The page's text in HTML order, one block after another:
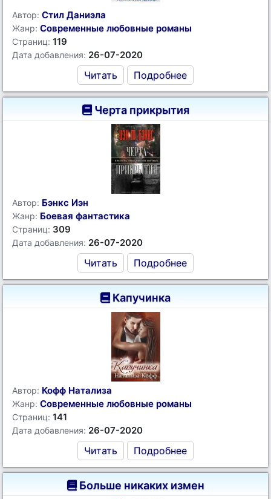
Автор: Стил Даниэла
Жанр: Современные любовные романы
Страниц: 119
Дата добавления: 26-07-2020
Читать Подробнее
Черта прикрытия
Автор: Бэнкс Иэн
Жанр: Боевая фантастика
Страниц: 309
Дата добавления: 26-07-2020
Читать Подробнее
Капучинка
Автор: Кофф Натализа
Жанр: Современные любовные романы
Страниц: 141
Дата добавления: 26-07-2020
Читать Подробнее
Больше никаких измен